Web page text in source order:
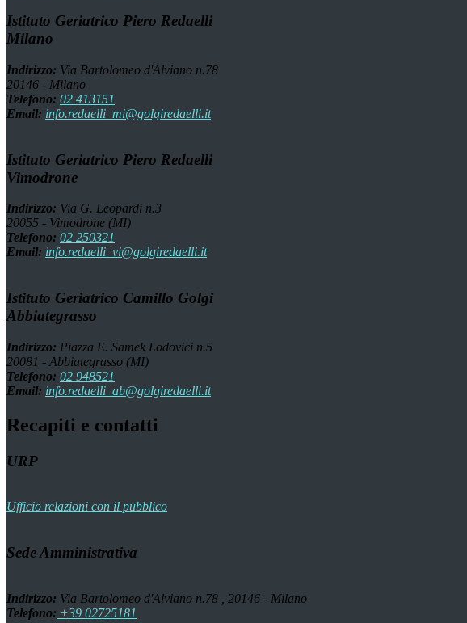
Istituto Geriatrico Piero Redaelli
Milano
Indirizzo: Via Bartolomeo d'Alviano n.78
20146 - Milano
Telefono: 02 413151
Email: info.redaelli_mi@golgiredaelli.it
Istituto Geriatrico Piero Redaelli
Vimodrone
Indirizzo: Via G. Leopardi n.3
20055 - Vimodrone (MI)
Telefono: 02 250321
Email: info.redaelli_vi@golgiredaelli.it
Istituto Geriatrico Camillo Golgi
Abbiategrasso
Indirizzo: Piazza E. Samek Lodovici n.5
20081 - Abbiategrasso (MI)
Telefono: 02 948521
Email: info.redaelli_ab@golgiredaelli.it
Recapiti e contatti
URP
Ufficio relazioni con il pubblico
Sede Amministrativa
Indirizzo: Via Bartolomeo d'Alviano n.78 , 20146 - Milano
Telefono: +39 02725181